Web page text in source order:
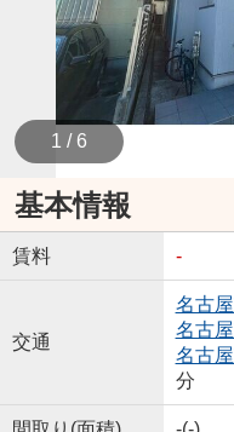
1 / 6
基本情報
賃料 -
交通
名古
名古
名古
分